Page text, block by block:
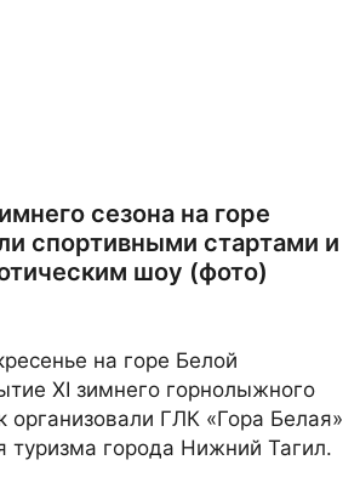
сезона на горе
спортивными стартами и
шоу (фото)
на горе Белой
ХI зимнего горнолыжного
организовали ГЛК «Гора Белая»
туризма города Нижний Тагил.